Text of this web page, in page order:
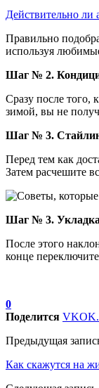
Действительно ли
Правильно
используя
Шаг № 2.
Сразу после того,
зимой, вы не
Шаг № 3.
Перед тем как
Затем расчешите
Шаг № 3. Укладка
После этого
конце
0
Поделится VK
Предыдущая
Как скажутся на